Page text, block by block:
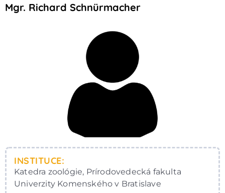
Mgr. Richard Schnürmacher
INSTITUCE:
Katedra zoológie, Prírodovedecká fakulta
Univerzity Komenského v Bratislave